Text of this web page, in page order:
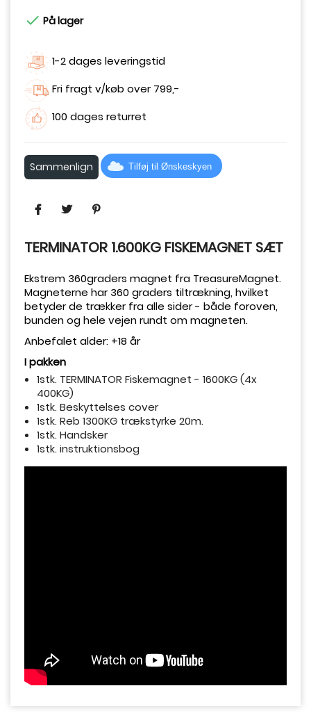
 På lager
1-2 dages leveringstid
Fri fragt v/køb over 799,-
100 dages returret
Sammenlign Tilføj til Ønskeskyen
TERMINATOR 1.600KG FISKEMAGNET SÆT
Ekstrem 360graders magnet fra TreasureMagnet.
Magneterne har 360 graders tiltrækning, hvilket
betyder de trækker fra alle sider - både foroven,
bunden og hele vejen rundt om magneten.
Anbefalet alder: +18 år
I pakken
1stk. TERMINATOR Fiskemagnet - 1600KG (4x
400KG)
1stk. Beskyttelses cover
1stk. Reb 1300KG trækstyrke 20m.
1stk. Handsker
1stk. instruktionsbog